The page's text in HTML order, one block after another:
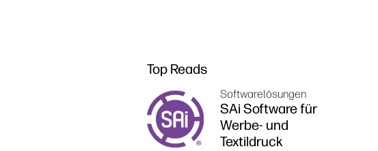
Top Reads
Softwarelösungen
SAi Software für
Werbe- und
Textildruck